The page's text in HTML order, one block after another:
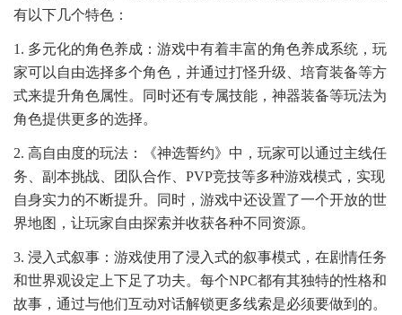
有以下几个特色：
1. 多元化的角色养成：游戏中有着丰富的角色养成系统，玩
家可以自由选择多个角色，并通过打怪升级、培育装备等方
式来提升角色属性。同时还有专属技能，神器装备等玩法为
角色提供更多的选择。
2. 高自由度的玩法：《神选誓约》中，玩家可以通过主线任
务、副本挑战、团队合作、PVP竞技等多种游戏模式，实现
自身实力的不断提升。同时，游戏中还设置了一个开放的世
界地图，让玩家自由探索并收获各种不同资源。
3. 浸入式叙事：游戏使用了浸入式的叙事模式，在剧情任务
和世界观设定上下足了功夫。每个NPC都有其独特的性格和
故事，通过与他们互动对话解锁更多线索是必须要做到的。